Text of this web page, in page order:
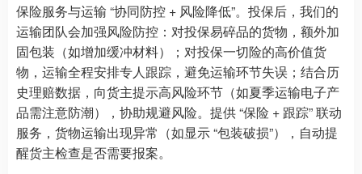
保险服务与运输 “协同防控 + 风险降低”。投保后，我们的
运输团队会加强风险防控：对投保易碎品的货物，额外加
固包装（如增加缓冲材料）；对投保一切险的高价值货
物，运输全程安排专人跟踪，避免运输环节失误；结合历
史理赔数据，向货主提示高风险环节（如夏季运输电子产
品需注意防潮），协助规避风险。提供 “保险 + 跟踪” 联动
服务，货物运输出现异常（如显示 “包装破损”），自动提
醒货主检查是否需要报案。